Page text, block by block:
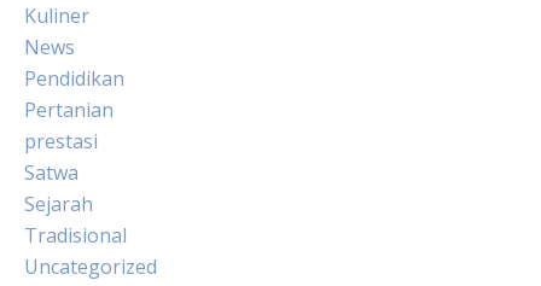
Kuliner
News
Pendidikan
Pertanian
prestasi
Satwa
Sejarah
Tradisional
Uncategorized